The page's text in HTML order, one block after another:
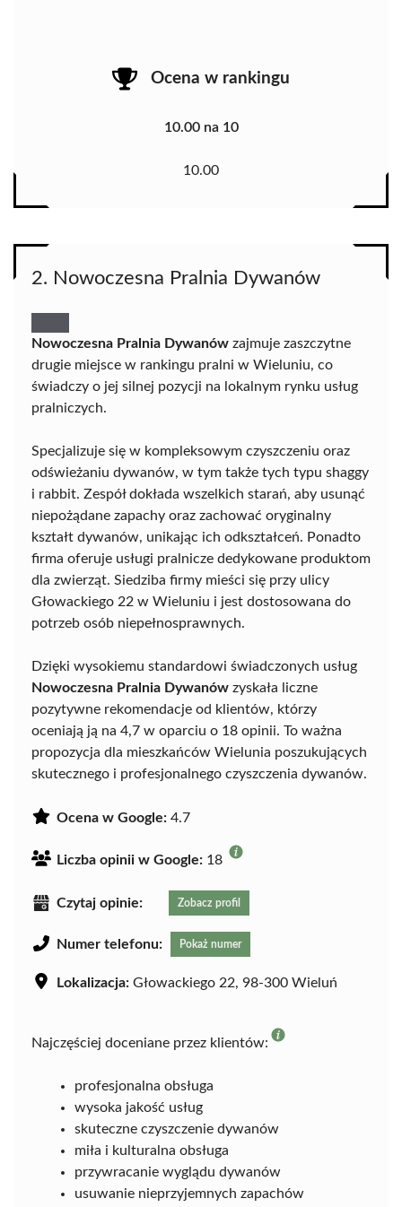
Ocena w rankingu
10.00 na 10
10.00
2. Nowoczesna Pralnia Dywanów
Nowoczesna Pralnia Dywanów zajmuje zaszczytne
drugie miejsce w rankingu pralni w Wieluniu, co
świadczy o jej silnej pozycji na lokalnym rynku usług
pralniczych.
Specjalizuje się w kompleksowym czyszczeniu oraz
odświeżaniu dywanów, w tym także tych typu shaggy
i rabbit. Zespół dokłada wszelkich starań, aby usunąć
niepożądane zapachy oraz zachować oryginalny
kształt dywanów, unikając ich odkształceń. Ponadto
firma oferuje usługi pralnicze dedykowane produktom
dla zwierząt. Siedziba firmy mieści się przy ulicy
Głowackiego 22 w Wieluniu i jest dostosowana do
potrzeb osób niepełnosprawnych.
Dzięki wysokiemu standardowi świadczonych usług
Nowoczesna Pralnia Dywanów zyskała liczne
pozytywne rekomendacje od klientów, którzy
oceniają ją na 4,7 w oparciu o 18 opinii. To ważna
propozycja dla mieszkańców Wielunia poszukujących
skutecznego i profesjonalnego czyszczenia dywanów.
Ocena w Google: 4.7
Liczba opinii w Google: 18
Czytaj opinie: Zobacz profil
Numer telefonu: Pokaż numer
Lokalizacja: Głowackiego 22, 98-300 Wieluń
Najczęściej doceniane przez klientów:
profesjonalna obsługa
wysoka jakość usług
skuteczne czyszczenie dywanów
miła i kulturalna obsługa
przywracanie wyglądu dywanów
usuwanie nieprzyjemnych zapachów